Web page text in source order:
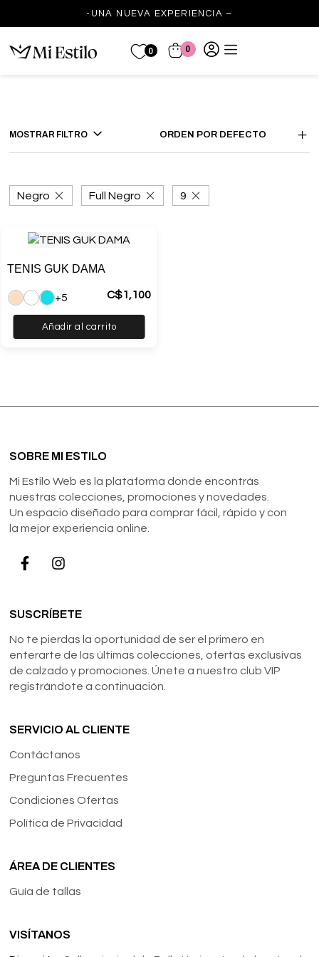
-UNA NUEVA EXPERIENCIA –
0 0
MOSTRAR FILTRO ORDEN POR DEFECTO
Negro Full Negro 9
Añadir al carrito
TENIS GUK DAMA
+5 C$1,100
SOBRE MI ESTILO
Mi Estilo Web es la plataforma donde encontrás
nuestras colecciones, promociones y novedades.
Un espacio diseñado para comprar fácil, rápido y con
la mejor experiencia online.
SUSCRÍBETE
No te pierdas la oportunidad de ser el primero en
enterarte de las últimas colecciones, ofertas exclusivas
de calzado y promociones. Únete a nuestro club VIP
registrándote a continuación.
SERVICIO AL CLIENTE
Contáctanos
Preguntas Frecuentes
Condiciones Ofertas
Política de Privacidad
ÁREA DE CLIENTES
Guía de tallas
VISÍTANOS